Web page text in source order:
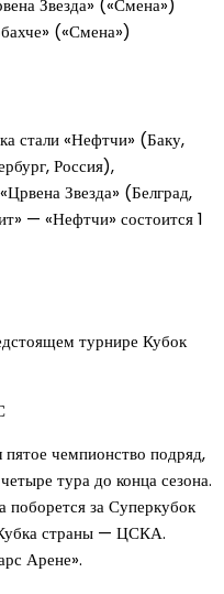
Звезда» («Смена»)
(«Смена»)
стали «Нефтчи» (Баку,
Россия),
Звезда» (Белград,
— «Нефтчи» состоится 1
чемпионство подряд,
тура до конца сезона.
за Суперкубок
страны — ЦСКА.
Арене».